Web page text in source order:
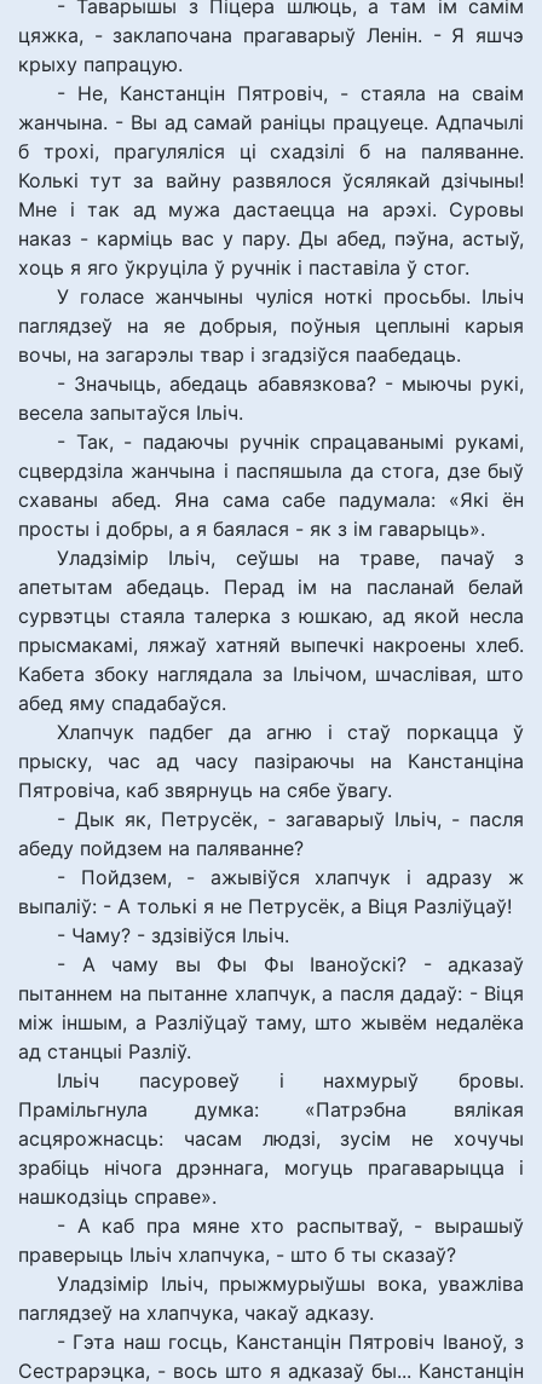
- Таварышы з Піцера шлюць, а там ім самім
цяжка, - заклапочана прагаварыў Ленін. - Я яшчэ
крыху папрацую.
- Не, Канстанцін Пятровіч, - стаяла на сваім
жанчына. - Вы ад самай раніцы працуеце. Адпачылі
б трохі, прагуляліся ці схадзілі б на паляванне.
Колькі тут за вайну развялося ўсялякай дзічыны!
Мне і так ад мужа дастаецца на арэхі. Суровы
наказ - карміць вас у пару. Ды абед, пэўна, астыў,
хоць я яго ўкруціла ў ручнік і паставіла ў стог.
У голасе жанчыны чуліся ноткі просьбы. Ільіч
паглядзеў на яе добрыя, поўныя цеплыні карыя
вочы, на загарэлы твар і згадзіўся паабедаць.
- Значыць, абедаць абавязкова? - мыючы рукі,
весела запытаўся Ільіч.
- Так, - падаючы ручнік спрацаванымі рукамі,
сцвердзіла жанчына і паспяшыла да стога, дзе быў
схаваны абед. Яна сама сабе падумала: «Які ён
просты і добры, а я баялася - як з ім гаварыць».
Уладзімір Ільіч, сеўшы на траве, пачаў з
апетытам абедаць. Перад ім на пасланай белай
сурвэтцы стаяла талерка з юшкаю, ад якой несла
прысмакамі, ляжаў хатняй выпечкі накроены хлеб.
Кабета збоку наглядала за Ільічом, шчаслівая, што
абед яму спадабаўся.
Хлапчук падбег да агню і стаў поркацца ў
прыску, час ад часу пазіраючы на Канстанціна
Пятровіча, каб звярнуць на сябе ўвагу.
- Дык як, Петрусёк, - загаварыў Ільіч, - пасля
абеду пойдзем на паляванне?
- Пойдзем, - ажывіўся хлапчук і адразу ж
выпаліў: - А толькі я не Петрусёк, а Віця Разліўцаў!
- Чаму? - здзівіўся Ільіч.
- А чаму вы Фы Фы Іваноўскі? - адказаў
пытаннем на пытанне хлапчук, а пасля дадаў: - Віця
між іншым, а Разліўцаў таму, што жывём недалёка
ад станцыі Разліў.
Ільіч пасуровеў і нахмурыў бровы.
Прамільгнула думка: «Патрэбна вялікая
асцярожнасць: часам людзі, зусім не хочучы
зрабіць нічога дрэннага, могуць прагаварыцца і
нашкодзіць справе».
- А каб пра мяне хто распытваў, - вырашыў
праверыць Ільіч хлапчука, - што б ты сказаў?
Уладзімір Ільіч, прыжмурыўшы вока, уважліва
паглядзеў на хлапчука, чакаў адказу.
- Гэта наш госць, Канстанцін Пятровіч Іваноў, з
Сестрарэцка, - вось што я адказаў бы... Канстанцін